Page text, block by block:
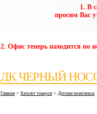
1. В
просим Вас
2. Офис теперь находится по
ДК ЧЕРНЫЙ
Главная > Каталог товаров > Детские комплексы